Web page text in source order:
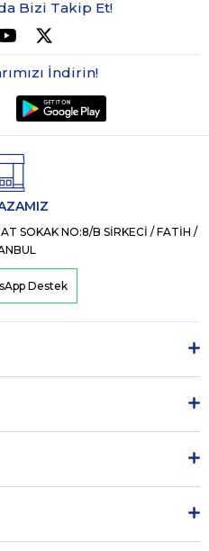
Bizi Takip Et!
İndirin!
SOKAK NO:8/B SİRKECİ / FATİH /
Destek